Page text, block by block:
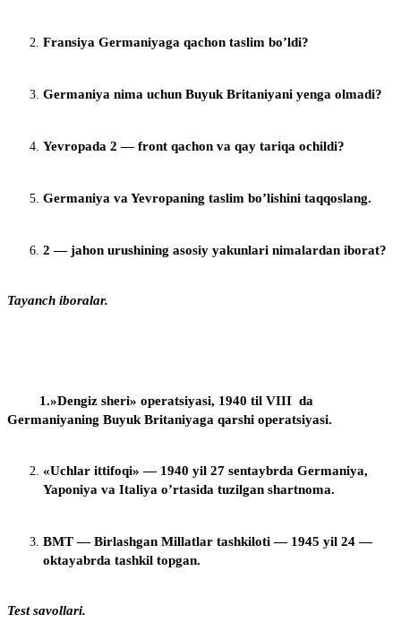
Fransiya Germaniyaga qachon taslim bo’ldi?
Germaniya nima uchun Buyuk Britaniyani yenga olmadi?
Yevropada 2 — front qachon va qay tariqa ochildi?
Germaniya va Yevropaning taslim bo’lishini taqqoslang.
2 — jahon urushining asosiy yakunlari nimalardan iborat?
Tayanch iboralar.
1.»Dengiz sheri» operatsiyasi, 1940 til VIII da
Germaniyaning Buyuk Britaniyaga qarshi operatsiyasi.
«Uchlar ittifoqi» — 1940 yil 27 sentaybrda Germaniya,
Yaponiya va Italiya o’rtasida tuzilgan shartnoma.
BMT — Birlashgan Millatlar tashkiloti — 1945 yil 24 —
oktayabrda tashkil topgan.
Test savollari.